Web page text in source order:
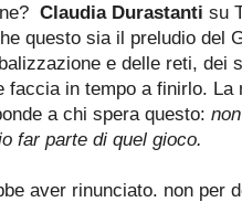
Claudia Durastanti su
questo sia il preludio del
e delle reti, dei
faccia in tempo a finirlo.
a chi spera questo:
far parte di quel gioco.
aver rinunciato. non per